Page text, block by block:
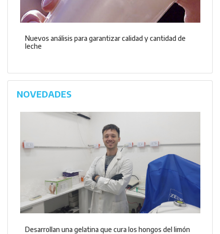
Nuevos análisis para garantizar calidad y cantidad de
leche
NOVEDADES
Desarrollan una gelatina que cura los hongos del limón